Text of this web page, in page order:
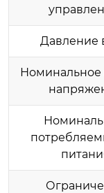
Давление
Номинальное